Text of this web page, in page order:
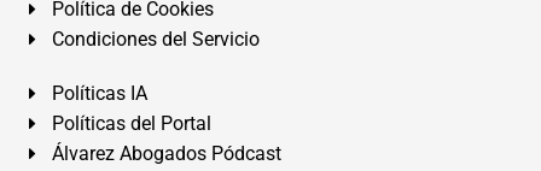
Política de Cookies
Condiciones del Servicio
Políticas IA
Políticas del Portal
Álvarez Abogados Pódcast